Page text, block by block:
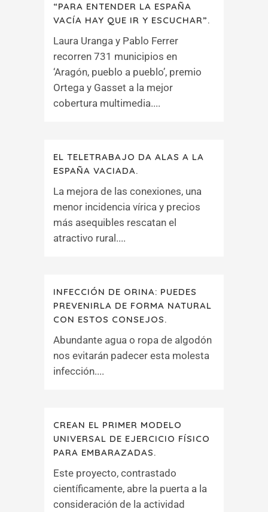
“PARA ENTENDER LA ESPAÑA
VACÍA HAY QUE IR Y ESCUCHAR”.
Laura Uranga y Pablo Ferrer
recorren 731 municipios en
‘Aragón, pueblo a pueblo’, premio
Ortega y Gasset a la mejor
cobertura multimedia....
EL TELETRABAJO DA ALAS A LA
ESPAÑA VACIADA.
La mejora de las conexiones, una
menor incidencia vírica y precios
más asequibles rescatan el
atractivo rural....
INFECCIÓN DE ORINA: PUEDES
PREVENIRLA DE FORMA NATURAL
CON ESTOS CONSEJOS.
Abundante agua o ropa de algodón
nos evitarán padecer esta molesta
infección....
CREAN EL PRIMER MODELO
UNIVERSAL DE EJERCICIO FÍSICO
PARA EMBARAZADAS.
Este proyecto, contrastado
científicamente, abre la puerta a la
consideración de la actividad